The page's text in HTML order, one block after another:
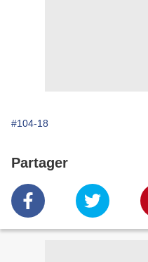
#104-18
Partager